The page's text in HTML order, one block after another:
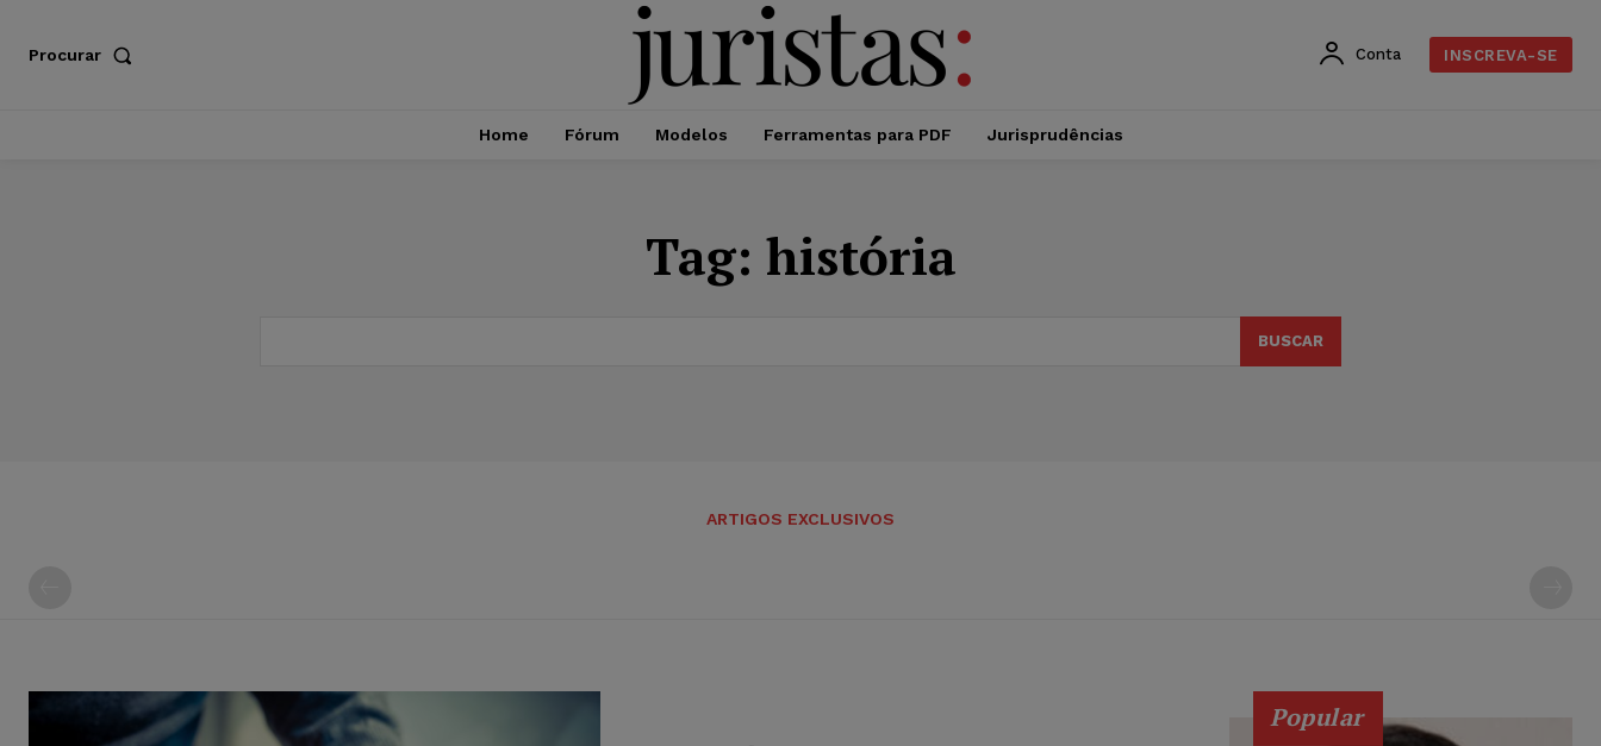
Procurar Conta INSCREVA-SE
Home Fórum Modelos Ferramentas para PDF Jurisprudências
Tag: história
BUSCAR
ARTIGOS EXCLUSIVOS
Popular